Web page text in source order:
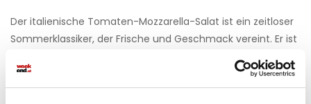
Der italienische Tomaten-Mozzarella-Salat ist ein zeitloser
Sommerklassiker, der Frische und Geschmack vereint. Er ist
schnell zubereitet und eignet sich hervorragend als leichte
Mahlzeit oder Vorspeise: